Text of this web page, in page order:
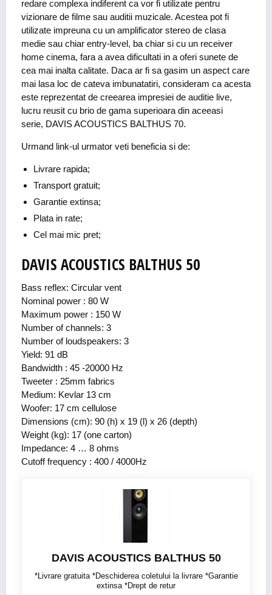
redare complexa indiferent ca vor fi utilizate pentru
vizionare de filme sau auditii muzicale. Acestea pot fi
utilizate impreuna cu un amplificator stereo de clasa
medie sau chiar entry-level, ba chiar si cu un receiver
home cinema, fara a avea dificultati in a oferi sunete de
cea mai inalta calitate. Daca ar fi sa gasim un aspect care
mai lasa loc de cateva imbunatatiri, consideram ca acesta
este reprezentat de creearea impresiei de auditie live,
lucru reusit cu brio de gama superioara din aceeasi
serie, DAVIS ACOUSTICS BALTHUS 70.
Urmand link-ul urmator veti beneficia si de:
Livrare rapida;
Transport gratuit;
Garantie extinsa;
Plata in rate;
Cel mai mic pret;
DAVIS ACOUSTICS BALTHUS 50
Bass reflex: Circular vent
Nominal power : 80 W
Maximum power : 150 W
Number of channels: 3
Number of loudspeakers: 3
Yield: 91 dB
Bandwidth : 45 -20000 Hz
Tweeter : 25mm fabrics
Medium: Kevlar 13 cm
Woofer: 17 cm cellulose
Dimensions (cm): 90 (h) x 19 (l) x 26 (depth)
Weight (kg): 17 (one carton)
Impedance: 4 … 8 ohms
Cutoff frequency : 400 / 4000Hz
DAVIS ACOUSTICS BALTHUS 50
*Livrare gratuita *Deschiderea coletului la livrare *Garantie
extinsa *Drept de retur